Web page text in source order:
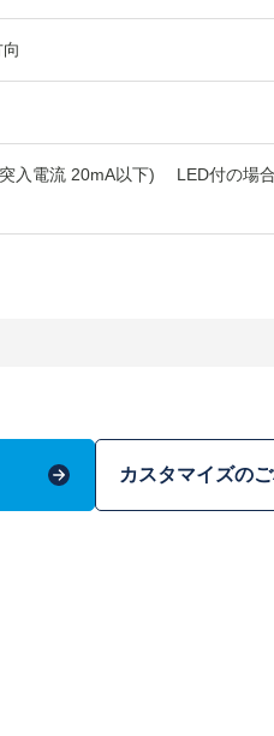
入電流 20mA以下) LED付の場
カスタマイズの